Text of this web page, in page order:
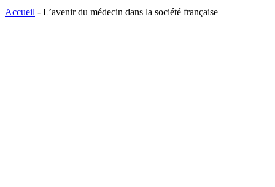
Accueil - L’avenir du médecin dans la société française